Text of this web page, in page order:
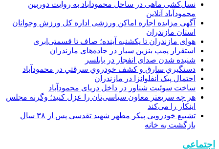
نسل‌کشی ماهی در ساحل محمودآباد به روایت دوربین
محمودآباد آنلاین
آگهی مزایده اجاره اماکن ورزشی اداره کل ورزش وجوانان
استان مازندران
هوای مازندران تا یکشنبه آینده؛ صاف تا قسمتی‌ابری
استقرار پمپ بنزین سیار در جاده‌های مازندران
شنیده شدن صدای انفجار در بابلسر
دستگيري سارق و کشف خودروي سرقتي در محمودآباد
احتمال پیک آنفلوانزا در مازندران
ساخت سوئیت شناور در داخل دریای محمودآباد
هر چه سریعتر معاون سیاسی‌تان را عزل کنید؛ وگرنه مجلس
اینکار را می‌کند
تشییع خودرویی پیکر مطهر شهید تقدسی پس از ۳۸ سال
بازگشت به خانه
اجتماعی